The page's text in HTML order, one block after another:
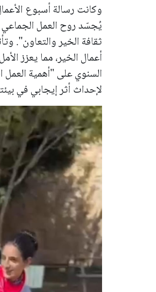
وكانت رسالة أسبوع
يُجسّد روح العمل
ثقافة الخير والتعاون".
أعمال الخير، مما يعزز
السنوي على "أهمية
لإحداث أثر إيجابي في